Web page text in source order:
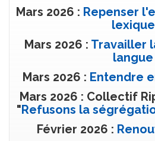
Mars 2026 : Repenser
lexique
Mars 2026 : Travailler
langue
Mars 2026 : Entendre
Mars 2026 : Collectif
"Refusons la
Février 2026 :